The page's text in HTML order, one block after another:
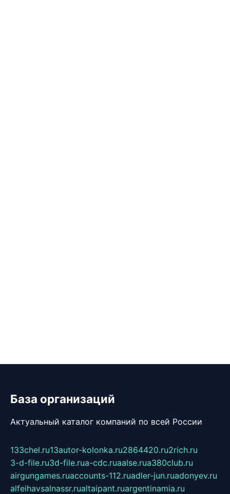
База организаций
Актуальный каталог компаний по всей России
133chel.ru13autor-kolonka.ru2864420.ru2rich.ru
3-d-file.ru3d-file.rua-cdc.ruaalse.rua380club.ru
airgungames.ruaccounts-112.ruadler-jun.ruadonyev.ru
alfeihavsalnassr.rualtaipant.ruargentinamia.ru